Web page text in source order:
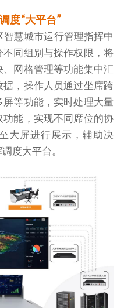
度“大平台”
慧城市运行管理指挥中
同组别与操作权限，将
网格管理等功能集中汇
，操作人员通过坐席跨
等功能，实时处理大量
能，实现不同席位的协
大屏进行展示，辅助决
度大平台。